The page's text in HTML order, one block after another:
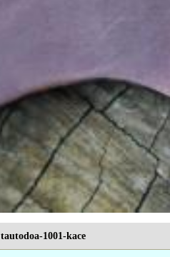
tautodoa-1001-kace